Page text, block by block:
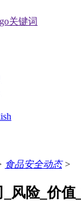
食品安全动态>
风险_价值